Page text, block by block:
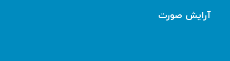
آرایش صورت